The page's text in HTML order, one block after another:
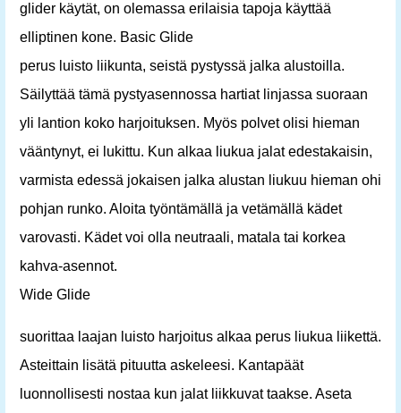
glider käytät, on olemassa erilaisia ​​tapoja käyttää
elliptinen kone. Basic Glide
perus luisto liikunta, seistä pystyssä jalka alustoilla.
Säilyttää tämä pystyasennossa hartiat linjassa suoraan
yli lantion koko harjoituksen. Myös polvet olisi hieman
vääntynyt, ei lukittu. Kun alkaa liukua jalat edestakaisin,
varmista edessä jokaisen jalka alustan liukuu hieman ohi
pohjan runko. Aloita työntämällä ja vetämällä kädet
varovasti. Kädet voi olla neutraali, matala tai korkea
kahva-asennot.
Wide Glide
suorittaa laajan luisto harjoitus alkaa perus liukua liikettä.
Asteittain lisätä pituutta askeleesi. Kantapäät
luonnollisesti nostaa kun jalat liikkuvat taakse. Aseta